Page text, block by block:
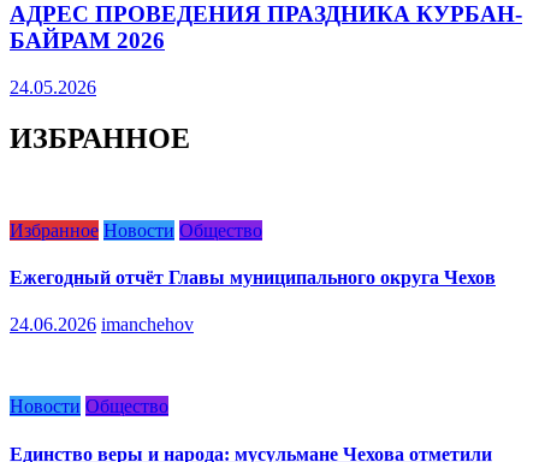
АДРЕС ПРОВЕДЕНИЯ ПРАЗДНИКА КУРБАН-
БАЙРАМ 2026
24.05.2026
ИЗБРАННОЕ
Избранное Новости Общество
Ежегодный отчёт Главы муниципального округа Чехов
24.06.2026 imanchehov
Новости Общество
Единство веры и народа: мусульмане Чехова отметили